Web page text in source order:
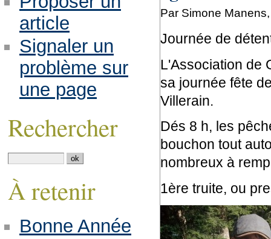
Par Simone
Journée de
L'Association de
sa journée fête
Villerain.
Dés 8 h, les
bouchon tout
nombreux à
1ère truite, ou
article
Signaler un
problème sur
une page
Rechercher
À retenir
Bonne Année